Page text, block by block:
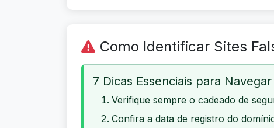
Como Identificar Sites
7 Dicas Essenciais para
Verifique sempre o cadeado de
Confira a data de registro do